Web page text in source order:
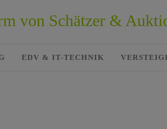
von Schätzer &
EDV & IT-TECHNIK